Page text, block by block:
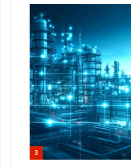
3